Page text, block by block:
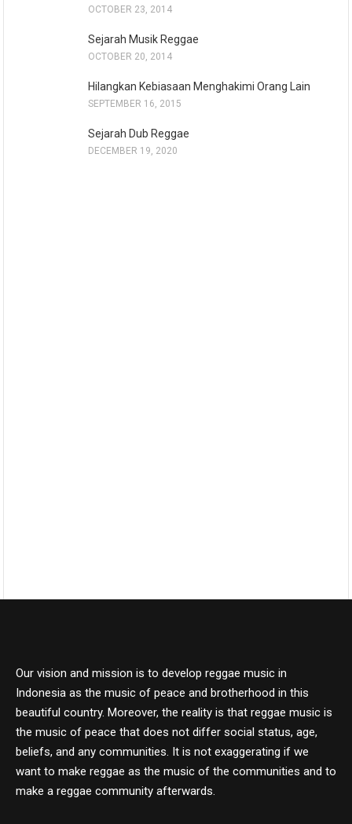
OCTOBER 23, 2014
Sejarah Musik Reggae
OCTOBER 20, 2014
Hilangkan Kebiasaan Menghakimi Orang Lain
SEPTEMBER 16, 2015
Sejarah Dub Reggae
DECEMBER 19, 2020
Our vision and mission is to develop reggae music in
Indonesia as the music of peace and brotherhood in this
beautiful country. Moreover, the reality is that reggae music is
the music of peace that does not differ social status, age,
beliefs, and any communities. It is not exaggerating if we
want to make reggae as the music of the communities and to
make a reggae community afterwards.